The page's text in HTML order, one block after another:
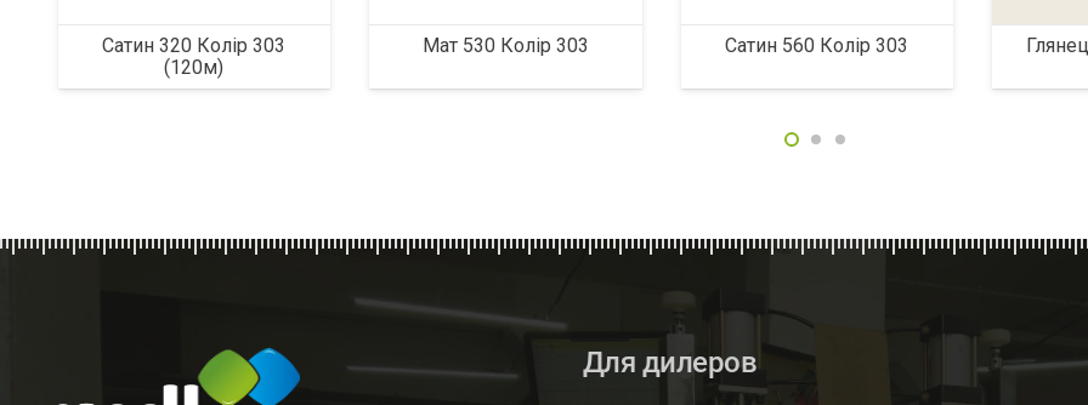
Сатин 320 Колір 303
(120м)
Мат 530 Колір 303 Сатин 560 Колір 303
Для дилеров